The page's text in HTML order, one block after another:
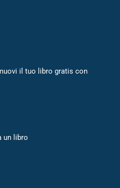
il tuo libro gratis con
un libro